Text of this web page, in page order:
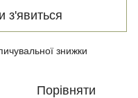
з'явиться
знижки
Порівняти